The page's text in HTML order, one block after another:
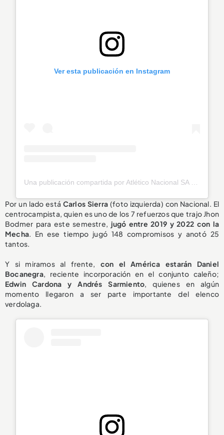
Ver esta publicación en Instagram
Una publicación compartida por Atlético Nacional SA (@nacionaloficial)
Por un lado está Carlos Sierra (foto izquierda) con Nacional. El
centrocampista, quien es uno de los 7 refuerzos que trajo Jhon
Bodmer para este semestre, jugó entre 2019 y 2022 con la
Mecha. En ese tiempo jugó 148 compromisos y anotó 25
tantos.
Y si miramos al frente, con el América estarán Daniel
Bocanegra, reciente incorporación en el conjunto caleño;
Edwin Cardona y Andrés Sarmiento, quienes en algún
momento llegaron a ser parte importante del elenco
verdolaga.